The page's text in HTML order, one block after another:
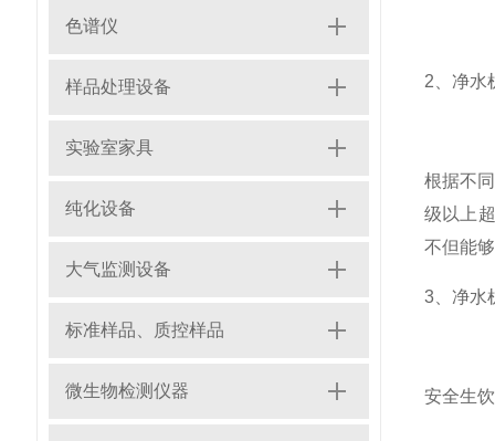
色谱仪
样品处理设备
实验室家具
纯化设备
大气监测设备
标准样品、质控样品
微生物检测仪器
2、净水
根据不
级以上
不但能
3、净水
安全生